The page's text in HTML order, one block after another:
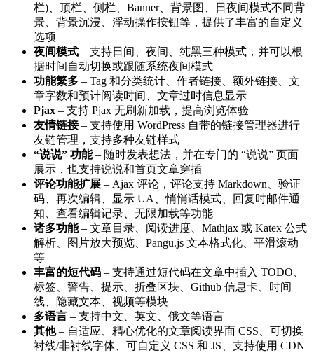
栏)、顶栏、侧栏、Banner、背景图、日夜间模式不同背
景、背景沉浸、浮动操作按钮等，提供了丰富的自定义
选项
夜间模式 – 支持日间、夜间、纯黑三种模式，并可以根
据时间自动切换或跟随系统夜间模式
功能繁多 – Tag 和分类统计、作者链接、额外链接、文
章字数和预计阅读时间、文章过时信息显示
Pjax – 支持 Pjax 无刷新加载，提高浏览体验
友情链接– 支持使用 WordPress 自带的链接管理器进行
友链管理，支持多种友链样式
“说说” 功能– 随时发表想法，并在专门的 “说说” 页面
展示，也支持说说和首页文章穿插
评论功能扩展 – Ajax 评论，评论支持 Markdown、验证
码、再次编辑、显示 UA、悄悄话模式、回复时邮件通
知、查看编辑记录、无限加载等功能
诸多功能– 文章目录、阅读进度、Mathjax 或 Katex 公式
解析、图片放大预览、Pangu.js 文本格式化、平滑滚动
等
丰富的短代码 – 支持通过短代码在文章中插入 TODO、
标签、警告、提示、折叠区块、Github 信息卡、时间
线、隐藏文本、视频等模块
多语言 – 支持中文、英文、俄文等语言
其他– 自适应、精心优化的文章阅读界面 CSS、可切换
衬线/非衬线字体、可自定义 CSS 和 JS、支持使用 CDN